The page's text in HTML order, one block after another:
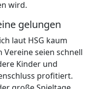
wird.
gelungen
laut HSG kaum
seien schnell
Kinder und
profitiert.